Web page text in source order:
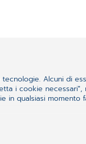
Alcuni di
i cookie
in qualsiasi